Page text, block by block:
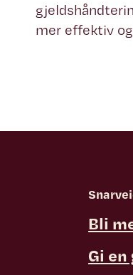
mer effektiv
Bli
Gi en